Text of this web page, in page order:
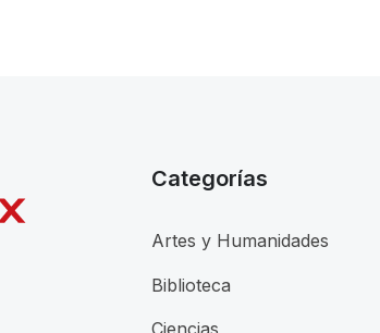
Categorías
Artes y Humanidades
Biblioteca
Ciencias